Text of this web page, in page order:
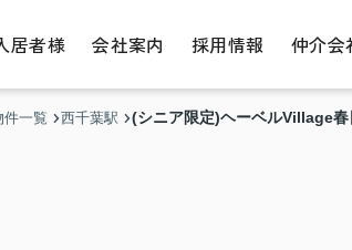
居者様 会社案内 採用情報 仲介会
件一覧 西千葉駅 (シニア限定)ヘーベルVillage春